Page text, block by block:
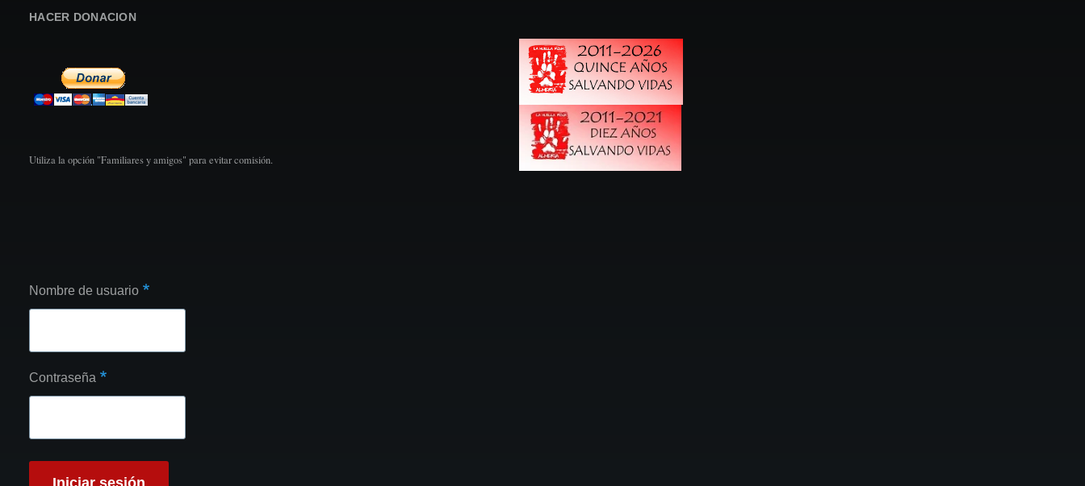
HACER DONACION
Utiliza la opción "Familiares y amigos" para evitar comisión.
Nombre de usuario
Contraseña